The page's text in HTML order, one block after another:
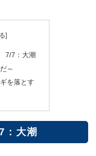
7/7：大潮
～
を落とす
大潮